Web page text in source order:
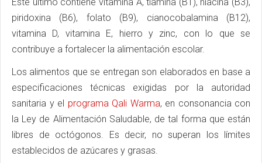
piridoxina (B6), folato (B9), cianocobalamina (B12),
vitamina D, vitamina E, hierro y zinc, con lo que se
contribuye a fortalecer la alimentación escolar.
Los alimentos que se entregan son elaborados en base a
especificaciones técnicas exigidas por la autoridad
sanitaria y el programa Qali Warma, en consonancia con
la Ley de Alimentación Saludable, de tal forma que están
libres de octógonos. Es decir, no superan los límites
establecidos de azúcares y grasas.